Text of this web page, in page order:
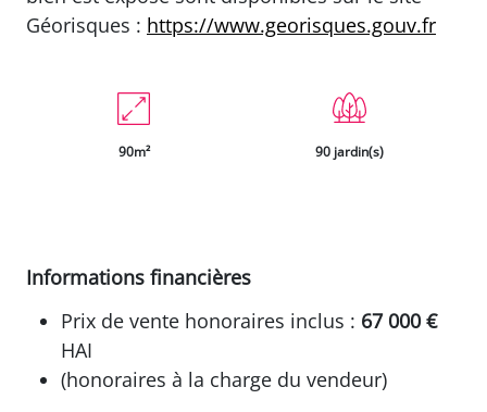
Géorisques : https://www.georisques.gouv.fr
90m² 90 jardin(s)
Informations financières
Prix de vente honoraires inclus : 67 000 €
HAI
(honoraires à la charge du vendeur)